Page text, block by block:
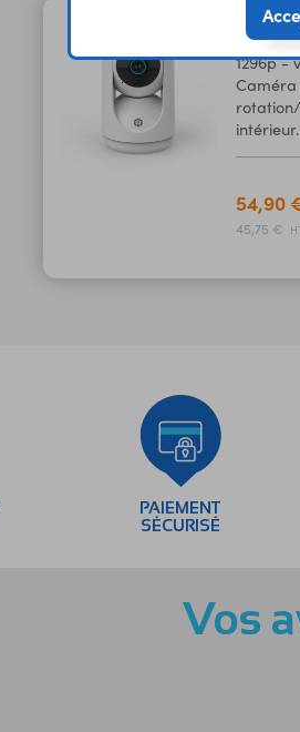
1296p -
Caméra
intérieur.
54,90
45,75 €
PAIEMENT
SÉCURISÉ
Vos